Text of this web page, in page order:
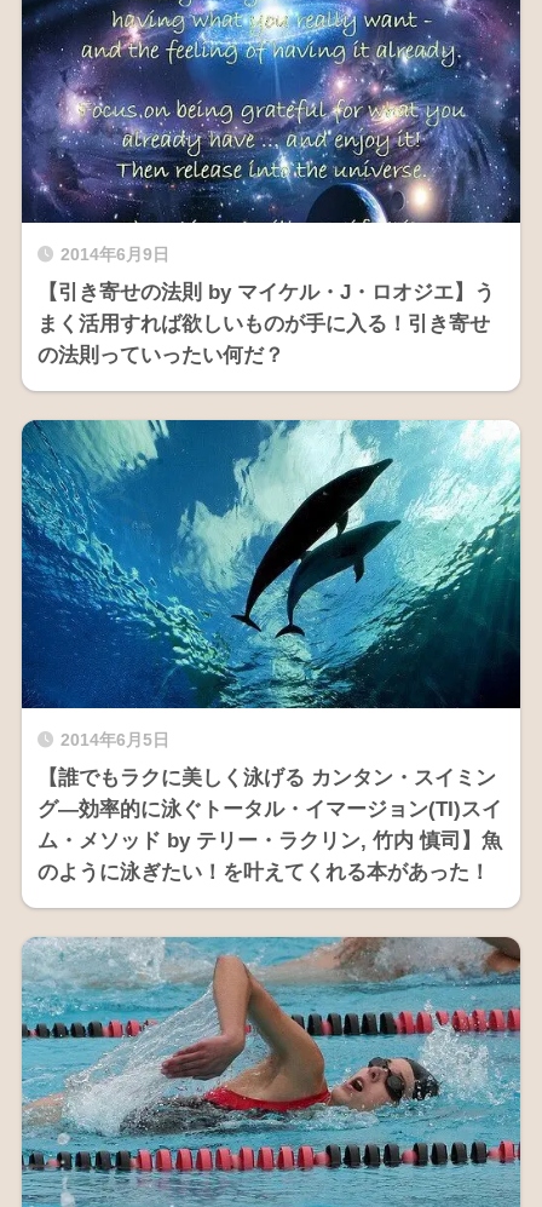
2014年6月9日
【引き寄せの法則 by マイケル・J・ロオジエ】う
まく活用すれば欲しいものが手に入る！引き寄せ
の法則っていったい何だ？
2014年6月5日
【誰でもラクに美しく泳げる カンタン・スイミン
グ―効率的に泳ぐトータル・イマージョン(TI)スイ
ム・メソッド by テリー・ラクリン, 竹内 慎司】魚
のように泳ぎたい！を叶えてくれる本があった！